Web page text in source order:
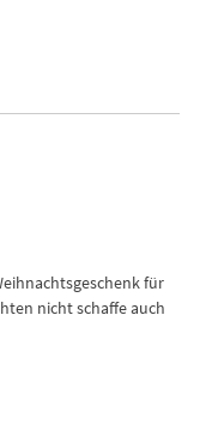
für
nicht schaffe auch